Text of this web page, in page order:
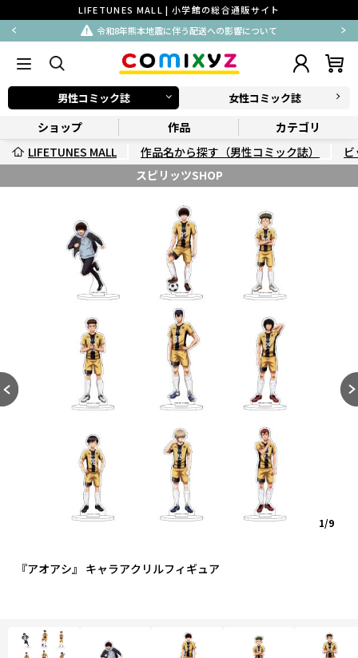
LIFETUNES MALL | 小学館の総合通販サイト
令和8年熊本地震に伴う配送への影響について
男性コミック誌 女性コミック誌
ショップ 作品
カテゴリ
LIFETUNES MALL
作品名から探す（男性コミック誌）
スピリッツSHOP
『アオアシ』 キャラアクリルフィギュア
1/9